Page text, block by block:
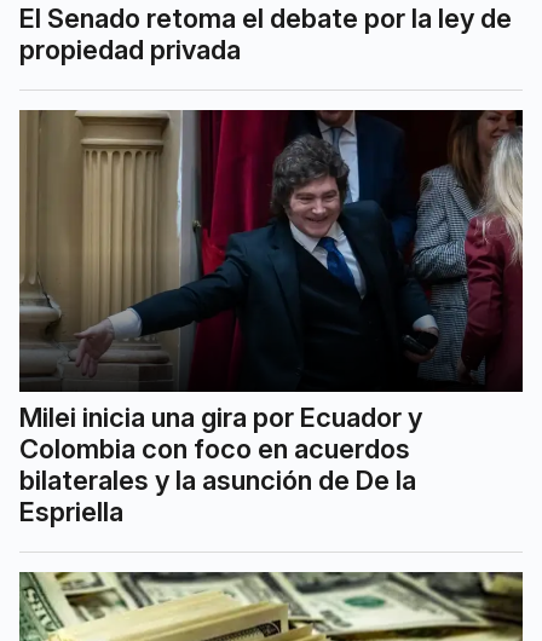
El Senado retoma el debate por la ley de
propiedad privada
Milei inicia una gira por Ecuador y
Colombia con foco en acuerdos
bilaterales y la asunción de De la
Espriella